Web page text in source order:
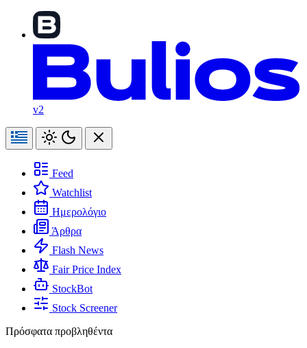
v2
Feed
Watchlist
Ημερολόγιο
Άρθρα
Flash News
Fair Price Index
StockBot
Stock Screener
Πρόσφατα προβληθέντα